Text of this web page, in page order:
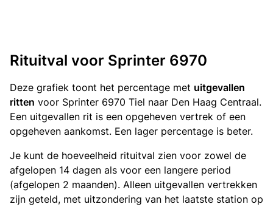
Rituitval voor Sprinter 6970
Deze grafiek toont het percentage met uitgevallen
ritten voor Sprinter 6970 Tiel naar Den Haag Centraal.
Een uitgevallen rit is een opgeheven vertrek of een
opgeheven aankomst. Een lager percentage is beter.
Je kunt de hoeveelheid rituitval zien voor zowel de
afgelopen 14 dagen als voor een langere period
(afgelopen 2 maanden). Alleen uitgevallen vertrekken
zijn geteld, met uitzondering van het laatste station op